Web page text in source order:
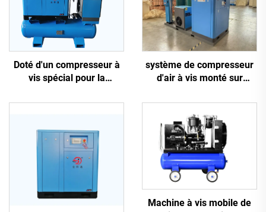
Doté d'un compresseur à
vis spécial pour la
système de compresseur
d'air à vis monté sur
1, 16 kg, pour découpe
laser avec réservoir de
1200 L
Machine à vis mobile de